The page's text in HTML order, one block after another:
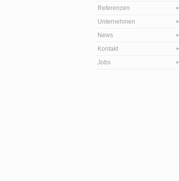
Referenzen
Unternehmen
News
Kontakt
Jobs